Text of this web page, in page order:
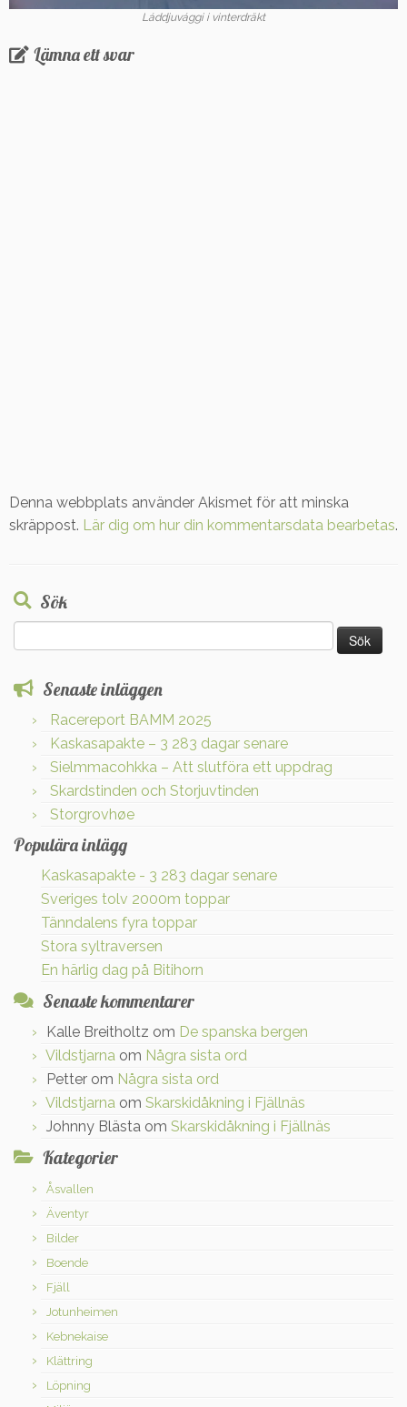
Láddjuvággi i vinterdräkt
Lämna ett svar
Denna webbplats använder Akismet för att minska
skräppost. Lär dig om hur din kommentarsdata bearbetas.
Sök
efter:
Senaste inläggen
Racereport BAMM 2025
Kaskasapakte – 3 283 dagar senare
Sielmmacohkka – Att slutföra ett uppdrag
Skardstinden och Storjuvtinden
Storgrovhøe
Populära inlägg
Kaskasapakte - 3 283 dagar senare
Sveriges tolv 2000m toppar
Tänndalens fyra toppar
Stora syltraversen
En härlig dag på Bitihorn
Senaste kommentarer
Kalle Breitholtz om De spanska bergen
Vildstjarna om Några sista ord
Petter om Några sista ord
Vildstjarna om Skarskidåkning i Fjällnäs
Johnny Blästa om Skarskidåkning i Fjällnäs
Kategorier
Åsvallen
Äventyr
Bilder
Boende
Fjäll
Jotunheimen
Kebnekaise
Klättring
Löpning